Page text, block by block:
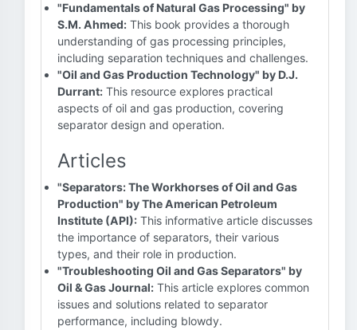
"Fundamentals of Natural Gas Processing" by
S.M. Ahmed: This book provides a thorough
understanding of gas processing principles,
including separation techniques and challenges.
"Oil and Gas Production Technology" by D.J.
Durrant: This resource explores practical
aspects of oil and gas production, covering
separator design and operation.
Articles
"Separators: The Workhorses of Oil and Gas
Production" by The American Petroleum
Institute (API): This informative article discusses
the importance of separators, their various
types, and their role in production.
"Troubleshooting Oil and Gas Separators" by
Oil & Gas Journal: This article explores common
issues and solutions related to separator
performance, including blowdy.